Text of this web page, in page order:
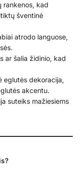
rankenos, kad
šventinė
atrodo languose,
ar šalia židinio, kad
eglutės dekoracija,
akcentu.
suteiks mažiesiems